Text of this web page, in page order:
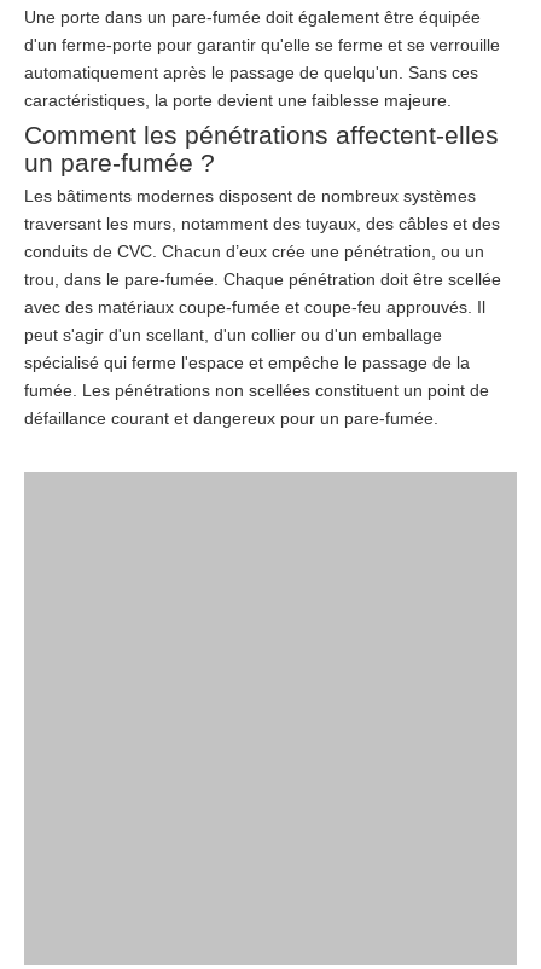
Une porte dans un pare-fumée doit également être équipée
d'un ferme-porte pour garantir qu'elle se ferme et se verrouille
automatiquement après le passage de quelqu'un. Sans ces
caractéristiques, la porte devient une faiblesse majeure.
Comment les pénétrations affectent-elles
un pare-fumée ?
Les bâtiments modernes disposent de nombreux systèmes
traversant les murs, notamment des tuyaux, des câbles et des
conduits de CVC. Chacun d’eux crée une pénétration, ou un
trou, dans le pare-fumée. Chaque pénétration doit être scellée
avec des matériaux coupe-fumée et coupe-feu approuvés. Il
peut s'agir d'un scellant, d'un collier ou d'un emballage
spécialisé qui ferme l'espace et empêche le passage de la
fumée. Les pénétrations non scellées constituent un point de
défaillance courant et dangereux pour un pare-fumée.